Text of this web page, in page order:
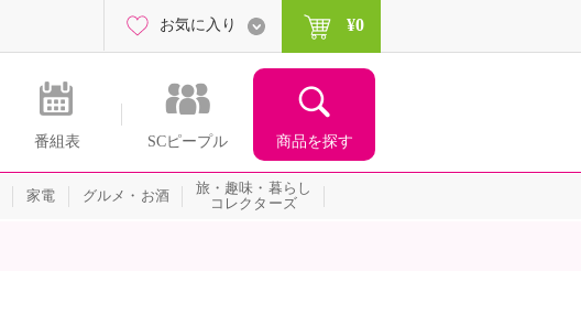
番組表 SCピープル 商品を探す
お気に入り ¥0
家電 グルメ・お酒
旅・趣味・暮らし
コレクターズ